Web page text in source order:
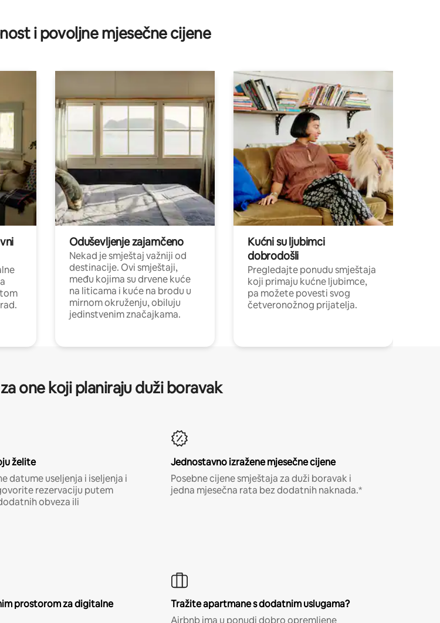
i povoljne mjesečne cijene
Oduševljenje zajamčeno
Nekad je smještaj važniji od
destinacije. Ovi smještaji,
među kojima su drvene kuće
na liticama i kuće na brodu u
mirnom okruženju, obiluju
jedinstvenim značajkama.
Kućni su ljubimci
dobrodošli
Pregledajte ponudu smještaja
koji primaju kućne ljubimce,
pa možete povesti svog
četveronožnog prijatelja.
one koji planiraju duži boravak
želite
datume useljenja i iseljenja i
rezervaciju putem
obveza ili
Jednostavno izražene mjesečne cijene
Posebne cijene smještaja za duži boravak i
jedna mjesečna rata bez dodatnih naknada.*
prostorom za digitalne
Tražite apartmane s dodatnim uslugama?
Airbnb ima u ponudi dobro opremljene